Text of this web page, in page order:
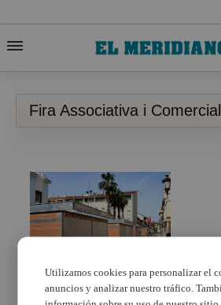
Fira Associativa i
Benetússer celebra
Utilizamos cookies para personalizar el
anuncios y analizar nuestro tráfico.